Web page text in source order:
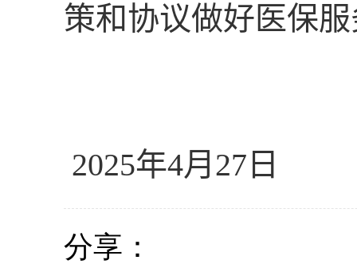
策和协议做好医保
2025年4月 27 日
分享：